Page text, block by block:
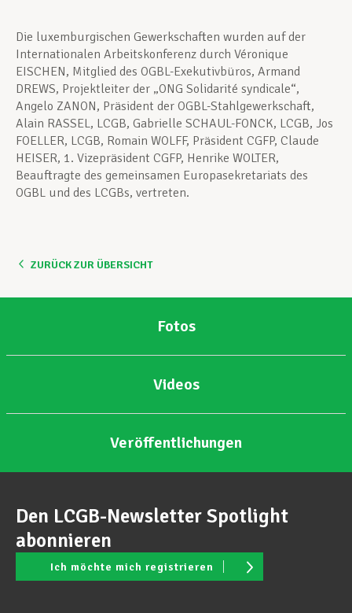
Die luxemburgischen Gewerkschaften wurden auf der
Internationalen Arbeitskonferenz durch Véronique
EISCHEN, Mitglied des OGBL-Exekutivbüros, Armand
DREWS, Projektleiter der „ONG Solidarité syndicale“,
Angelo ZANON, Präsident der OGBL-Stahlgewerkschaft,
Alain RASSEL, LCGB, Gabrielle SCHAUL-FONCK, LCGB, Jos
FOELLER, LCGB, Romain WOLFF, Präsident CGFP, Claude
HEISER, 1. Vizepräsident CGFP, Henrike WOLTER,
Beauftragte des gemeinsamen Europasekretariats des
OGBL und des LCGBs, vertreten.
ZURÜCK ZUR ÜBERSICHT
Fotos
Videos
Veröffentlichungen
Den LCGB-Newsletter Spotlight
abonnieren
Ich möchte mich registrieren